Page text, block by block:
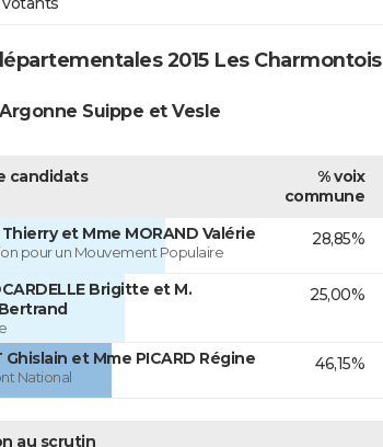
2015 Les Charmontois
Suippe et Vesle
candidats
% voix
commune
Thierry et Mme MORAND Valérie
pour un Mouvement Populaire
28,85%
Brigitte et M.
25,00%
Ghislain et Mme PICARD Régine
National
46,15%
au scrutin